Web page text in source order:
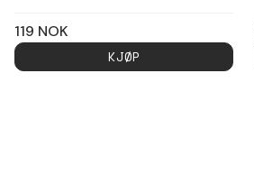
119 NOK
KJØP